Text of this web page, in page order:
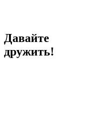
Давайте
дружить!